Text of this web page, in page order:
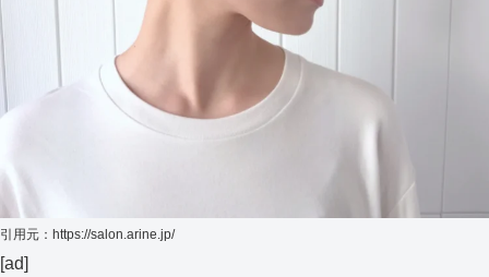
引用元：https://salon.arine.jp/
[ad]